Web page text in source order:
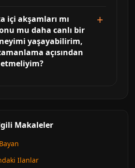
içi akşamları mı
mu daha canlı bir
yaşayabilirim,
açısından
Makaleler
Ilanlar